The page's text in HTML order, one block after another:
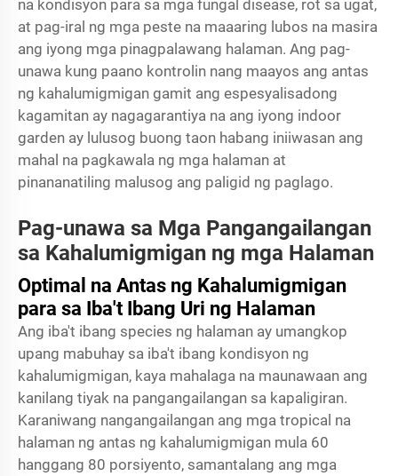
na kondisyon para sa mga fungal disease, rot sa ugat,
at pag-iral ng mga peste na maaaring lubos na masira
ang iyong mga pinagpalawang halaman. Ang pag-
unawa kung paano kontrolin nang maayos ang antas
ng kahalumigmigan gamit ang espesyalisadong
kagamitan ay nagagarantiya na ang iyong indoor
garden ay lulusog buong taon habang iniiwasan ang
mahal na pagkawala ng mga halaman at
pinananatiling malusog ang paligid ng paglago.
Pag-unawa sa Mga Pangangailangan
sa Kahalumigmigan ng mga Halaman
Optimal na Antas ng Kahalumigmigan
para sa Iba't Ibang Uri ng Halaman
Ang iba't ibang species ng halaman ay umangkop
upang mabuhay sa iba't ibang kondisyon ng
kahalumigmigan, kaya mahalaga na maunawaan ang
kanilang tiyak na pangangailangan sa kapaligiran.
Karaniwang nangangailangan ang mga tropical na
halaman ng antas ng kahalumigmigan mula 60
hanggang 80 porsiyento, samantalang ang mga